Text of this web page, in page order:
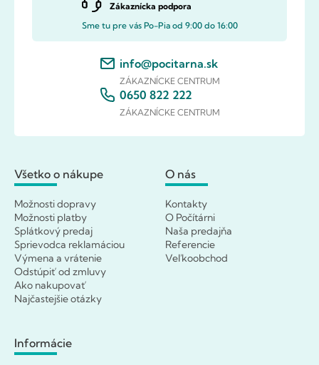
Zákaznícka podpora
Sme tu pre vás Po-Pia od 9:00 do 16:00
info@pocitarna.sk
ZÁKAZNÍCKE CENTRUM
0650 822 222
ZÁKAZNÍCKE CENTRUM
Všetko o nákupe
Možnosti dopravy
Možnosti platby
Splátkový predaj
Sprievodca reklamáciou
Výmena a vrátenie
Odstúpiť od zmluvy
Ako nakupovať
Najčastejšie otázky
O nás
Kontakty
O Počítárni
Naša predajňa
Referencie
Veľkoobchod
Informácie